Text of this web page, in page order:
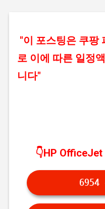
"이 포스팅은 쿠팡
로 이에 따른 일정
니다"
👇HP OfficeJet